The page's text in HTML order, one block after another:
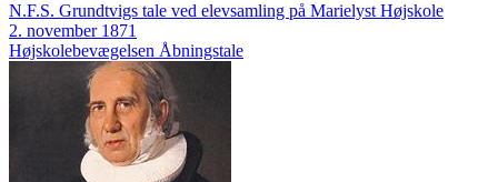
N.F.S. Grundtvigs tale ved elevsamling på Marielyst Højskole
2. november 1871
Højskolebevægelsen Åbningstale